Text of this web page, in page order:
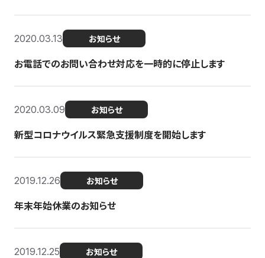
2020.03.13 お知らせ
お電話でのお問い合わせ対応を一時的に停止します
2020.03.09 お知らせ
新型コロナウイルス緊急支援制度を開始します
2019.12.26 お知らせ
年末年始休業のお知らせ
2019.12.25 お知らせ